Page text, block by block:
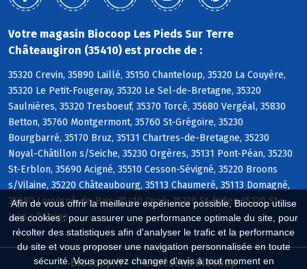
Afin de vous offrir la meilleure expérience possible, Biocoop utilise
des cookies : pour assurer une performance optimale du site, pour
récolter des statistiques afin d'analyser le trafic et la performance
du site et vous proposer une navigation personnalisée en toute
sécurité. Vous pouvez changer d'avis à tout moment en
Votre magasin Biocoop Les Pieds Sur Terre
Châteaugiron (35410) est proche de :
35320 Crevin, 35890 Laillé, 35150 Chanteloup, 35320 La Couyère,
35320 Le Petit-Fougeray, 35320 Le Sel-de-Bretagne, 35320
Saulnières, 35320 Tresboeuf, 35370 Torcé, 35680 Vergéal, 35830
Betton, 35760 Montgermont, 35760 St-Grégoire, 35230
Bourgbarré, 35170 Bruz, 35131 Chartres-de-Bretagne, 35230
Noyal-Châtillon s/Seiche, 35230 Orgères, 35131 Pont-Péan, 35230
St-Erblon, 35690 Acigné, 35510 Cesson-Sévigné, 35220 Broons
s/Vilaine, 35220 Châteaubourg, 35113 Chaumeré, 35113 Domagné,
35680 Louvigné-de-Bais, 35410 Ossé, 35220 St-Didier, 35220 St-
Jean s/Vilaine
Biocoop.fr Le réseau Biocoop